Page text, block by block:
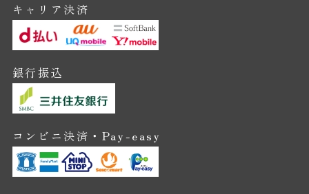
キャリア決済
銀行振込
コンビニ決済・Pay-easy